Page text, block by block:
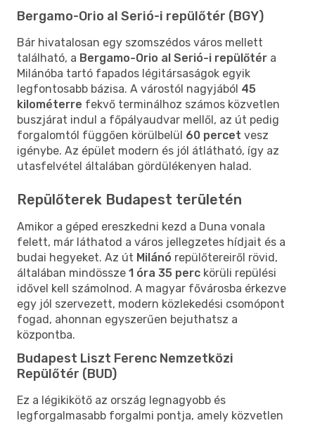
Bergamo-Orio al Serió-i repülőtér (BGY)
Bár hivatalosan egy szomszédos város mellett
található, a Bergamo-Orio al Serió-i repülőtér a
Milánóba tartó fapados légitársaságok egyik
legfontosabb bázisa. A várostól nagyjából 45
kilométerre fekvő terminálhoz számos közvetlen
buszjárat indul a főpályaudvar mellől, az út pedig
forgalomtól függően körülbelül 60 percet vesz
igénybe. Az épület modern és jól átlátható, így az
utasfelvétel általában gördülékenyen halad.
Repülőterek Budapest területén
Amikor a géped ereszkedni kezd a Duna vonala
felett, már láthatod a város jellegzetes hídjait és a
budai hegyeket. Az út Milánó repülőtereiről rövid,
általában mindössze 1 óra 35 perc körüli repülési
idővel kell számolnod. A magyar fővárosba érkezve
egy jól szervezett, modern közlekedési csomópont
fogad, ahonnan egyszerűen bejuthatsz a
központba.
Budapest Liszt Ferenc Nemzetközi
Repülőtér (BUD)
Ez a légikikötő az ország legnagyobb és
legforgalmasabb forgalmi pontja, amely közvetlen